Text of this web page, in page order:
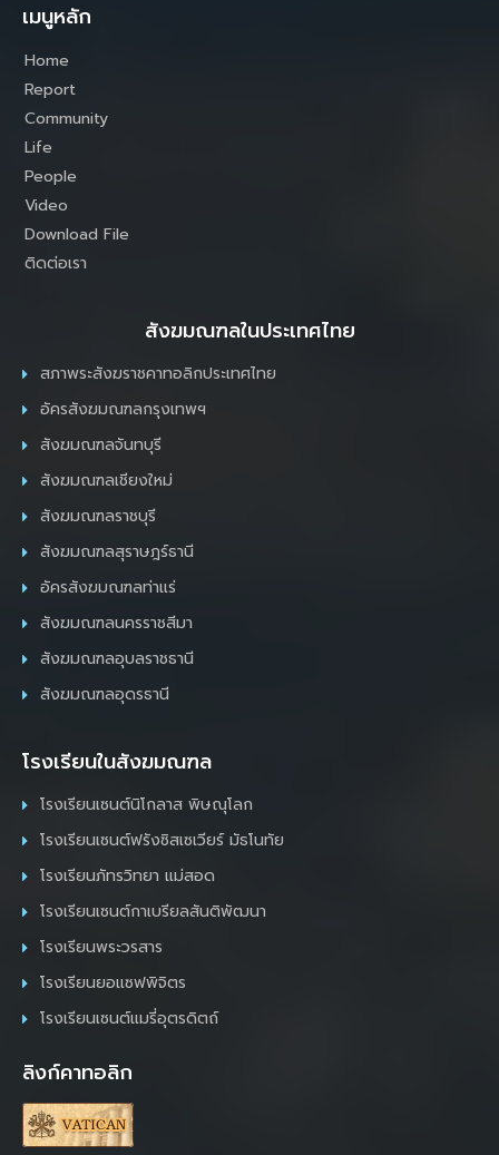
เมนูหลัก
Home
Report
Community
Life
People
Video
Download File
ติดต่อเรา
สังฆมณฑลในประเทศไทย
สภาพระสังฆราชคาทอลิกประเทศไทย
อัครสังฆมณฑลกรุงเทพฯ
สังฆมณฑลจันทบุรี
สังฆมณฑลเชียงใหม่
สังฆมณฑลราชบุรี
สังฆมณฑลสุราษฎร์ธานี
อัครสังฆมณฑลท่าแร่
สังฆมณฑลนครราชสีมา
สังฆมณฑลอุบลราชธานี
สังฆมณฑลอุดรธานี
โรงเรียนในสังฆมณฑล
โรงเรียนเซนต์นิโกลาส พิษณุโลก
โรงเรียนเซนต์ฟรังซิสเซเวียร์ มัธโนทัย
โรงเรียนภัทรวิทยา แม่สอด
โรงเรียนเซนต์กาเบรียลสันติพัฒนา
โรงเรียนพระวรสาร
โรงเรียนยอแซฟพิจิตร
โรงเรียนเซนต์แมรี่อุตรดิตถ์
ลิงก์คาทอลิก